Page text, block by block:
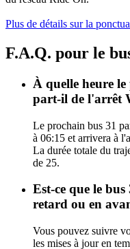
Plus de détails sur la
F.A.Q. pour le
À quelle heure
part-il de l'arrêt
Le prochain bus 31
à 06:15 et arrivera à
La durée totale du
de 25.
Est-ce que le
retard ou en
Vous pouvez suivre
les mises à jour en